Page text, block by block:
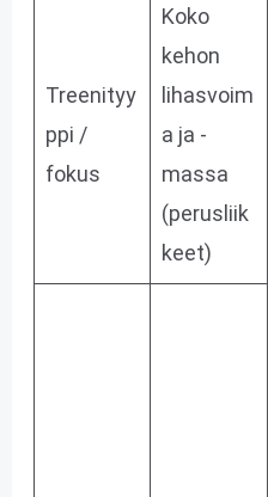
Treenityy
ppi /
fokus
Koko
kehon
lihasvoim
a ja -
massa
(perusliik
keet)